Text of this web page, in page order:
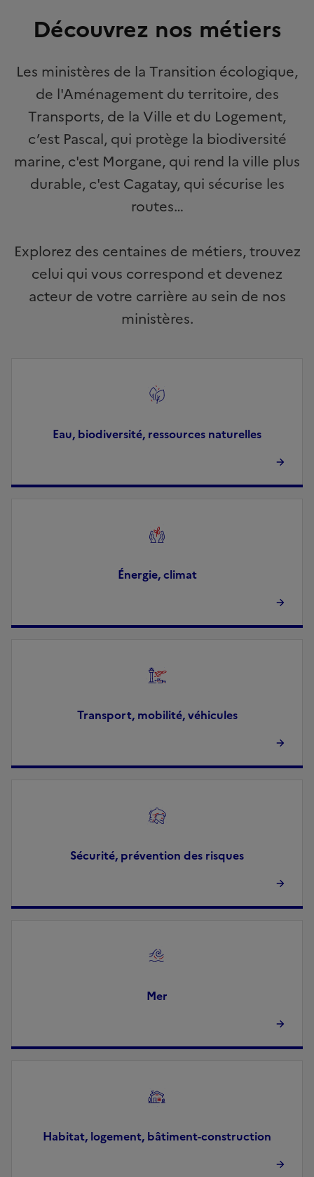
Découvrez nos métiers
Les ministères de la Transition écologique,
de l'Aménagement du territoire, des
Transports, de la Ville et du Logement,
c’est Pascal, qui protège la biodiversité
marine, c'est Morgane, qui rend la ville plus
durable, c'est Cagatay, qui sécurise les
routes…
Explorez des centaines de métiers, trouvez
celui qui vous correspond et devenez
acteur de votre carrière au sein de nos
ministères.
Eau, biodiversité, ressources naturelles
Image
Énergie, climat
Image
Transport, mobilité, véhicules
Image
Sécurité, prévention des risques
Image
Mer
Image
Habitat, logement, bâtiment-construction
Image